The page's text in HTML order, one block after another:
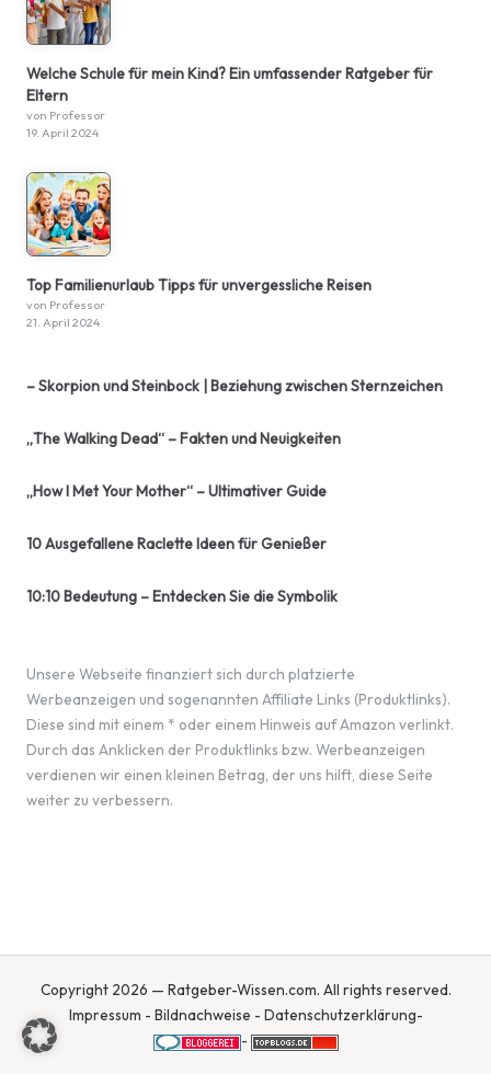
Welche Schule für mein Kind? Ein umfassender Ratgeber für
Eltern
von Professor
19. April 2024
Top Familienurlaub Tipps für unvergessliche Reisen
von Professor
21. April 2024
– Skorpion und Steinbock | Beziehung zwischen Sternzeichen
„The Walking Dead“ – Fakten und Neuigkeiten
„How I Met Your Mother“ – Ultimativer Guide
10 Ausgefallene Raclette Ideen für Genießer
10:10 Bedeutung – Entdecken Sie die Symbolik
Unsere Webseite finanziert sich durch platzierte
Werbeanzeigen und sogenannten Affiliate Links (Produktlinks).
Diese sind mit einem * oder einem Hinweis auf Amazon verlinkt.
Durch das Anklicken der Produktlinks bzw. Werbeanzeigen
verdienen wir einen kleinen Betrag, der uns hilft, diese Seite
weiter zu verbessern.
Copyright 2026 — Ratgeber-Wissen.com. All rights reserved.
Impressum - Bildnachweise - Datenschutzerklärung-
-